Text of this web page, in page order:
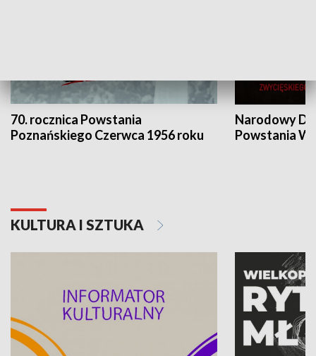
70. rocznica Powstania
Poznańskiego Czerwca 1956 roku
Narodowy
Powstania
KULTURA I SZTUKA